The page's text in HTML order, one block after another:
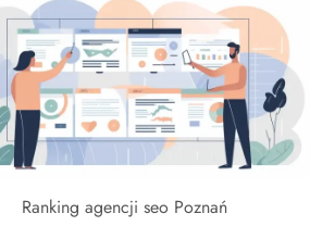
Ranking agencji seo Poznań